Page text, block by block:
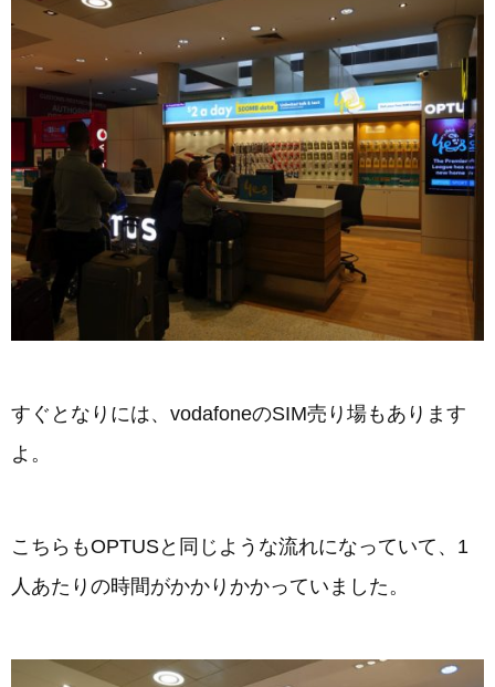
すぐとなりには、vodafoneのSIM売り場もあります
よ。
こちらもOPTUSと同じような流れになっていて、1
人あたりの時間がかかりかかっていました。